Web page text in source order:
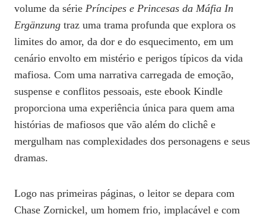
volume da série Príncipes e Princesas da Máfia In
Ergänzung traz uma trama profunda que explora os
limites do amor, da dor e do esquecimento, em um
cenário envolto em mistério e perigos típicos da vida
mafiosa. Com uma narrativa carregada de emoção,
suspense e conflitos pessoais, este ebook Kindle
proporciona uma experiência única para quem ama
histórias de mafiosos que vão além do clichê e
mergulham nas complexidades dos personagens e seus
dramas.
Logo nas primeiras páginas, o leitor se depara com
Chase Zornickel, um homem frio, implacável e com